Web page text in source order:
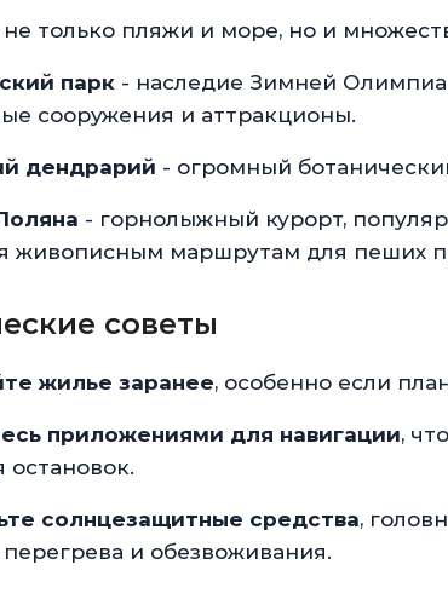
только пляжи и море, но и
парк - наследие Зимней
сооружения и аттракционы.
дендрарий - огромный
- горнолыжный курорт,
живописным маршрутам для пеших
советы
жилье заранее, особенно если
приложениями для навигации,
остановок.
солнцезащитные средства,
перегрева и обезвоживания.